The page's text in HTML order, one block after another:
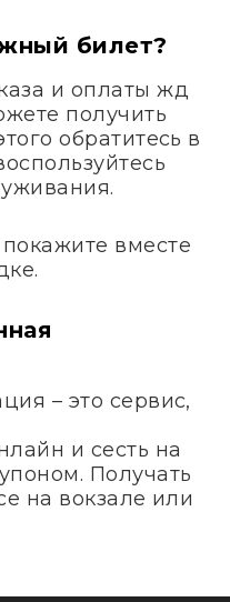
билет?
и оплаты жд
получить
обратитесь в
вместе
– это сервис,
и сесть на
Получать
на вокзале или